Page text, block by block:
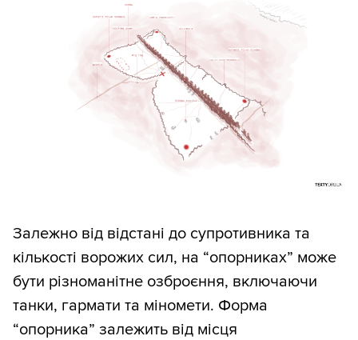
Залежно від відстані до супротивника та
кількості ворожих сил, на “опорниках” може
бути різноманітне озброєння, включаючи
танки, гармати та міномети. Форма
“опорника” залежить від місця